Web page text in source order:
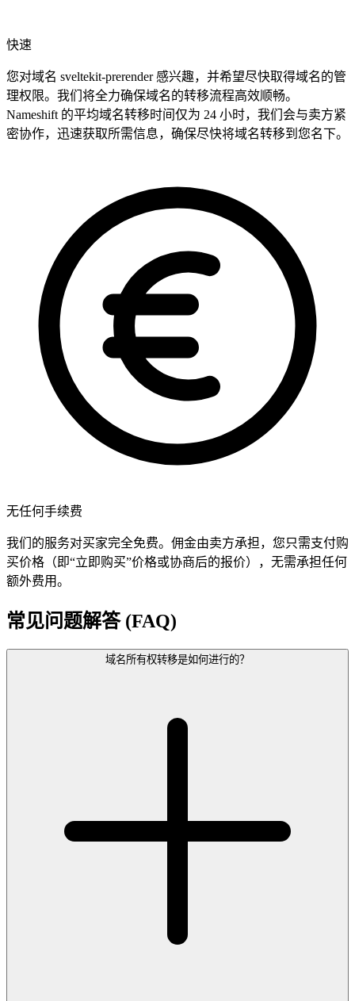
快速
您对域名 sveltekit-prerender 感兴趣，并希望尽快取得域名的管
理权限。我们将全力确保域名的转移流程高效顺畅。
Nameshift 的平均域名转移时间仅为 24 小时，我们会与卖方紧
密协作，迅速获取所需信息，确保尽快将域名转移到您名下。
无任何手续费
我们的服务对买家完全免费。佣金由卖方承担，您只需支付购
买价格（即“立即购买”价格或协商后的报价），无需承担任何
额外费用。
常见问题解答 (FAQ)
域名所有权转移是如何进行的？